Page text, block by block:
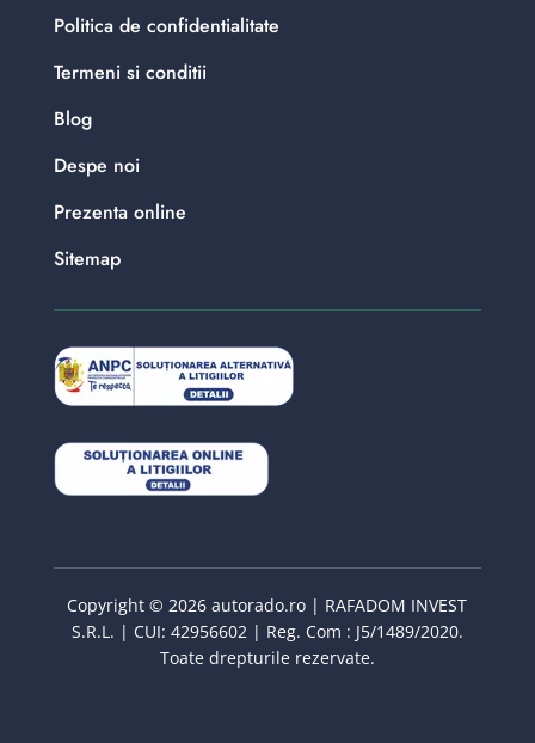
Politica de confidentialitate
Termeni si conditii
Blog
Despe noi
Prezenta online
Sitemap
Copyright © 2026 autorado.ro | RAFADOM INVEST
S.R.L. | CUI: 42956602 | Reg. Com : J5/1489/2020.
Toate drepturile rezervate.